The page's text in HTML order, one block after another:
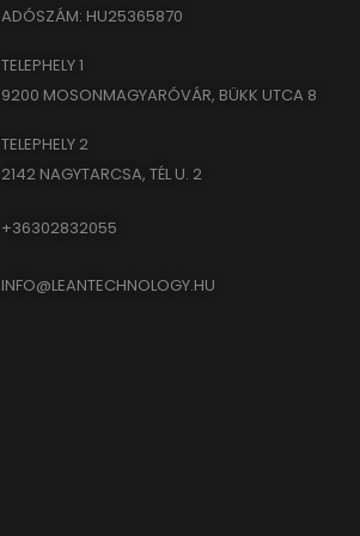
ADÓSZÁM: HU25365870
TELEPHELY 1
9200 MOSONMAGYARÓVÁR, BÜKK UTCA 8
TELEPHELY 2
2142 NAGYTARCSA, TÉL U. 2
+36302832055
INFO@LEANTECHNOLOGY.HU
eu2-
lean-